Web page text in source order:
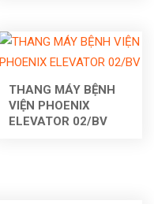
THANG MÁY BỆNH
VIỆN PHOENIX
ELEVATOR 02/BV